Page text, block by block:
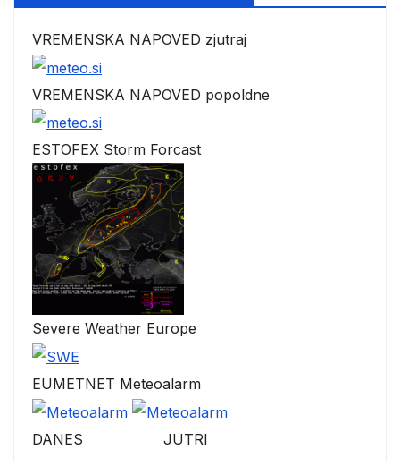
VREMENSKA NAPOVED zjutraj
VREMENSKA NAPOVED popoldne
ESTOFEX Storm Forcast
Severe Weather Europe
EUMETNET Meteoalarm
DANES JUTRI